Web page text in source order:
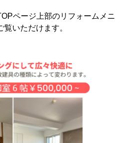
ページ上部のリフォームメニ
覧いただけます。